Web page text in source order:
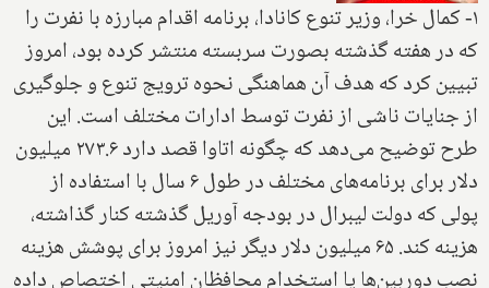
۱- کمال خرا، وزیر تنوع کانادا، برنامه اقدام مبارزه با نفرت را
که در هفته گذشته بصورت سربسته منتشر کرده بود، امروز
تبیین کرد که هدف آن هماهنگی نحوه ترویج تنوع و جلوگیری
از جنایات ناشی از نفرت توسط ادارات مختلف است. این
طرح توضیح می‌دهد که چگونه اتاوا قصد دارد ۲۷۳.۶ میلیون
دلار برای برنامه‌های مختلف در طول ۶ سال با استفاده از
پولی که دولت لیبرال در بودجه آوریل گذشته کنار گذاشته،
هزینه کند. ۶۵ میلیون دلار دیگر نیز امروز برای پوشش هزینه